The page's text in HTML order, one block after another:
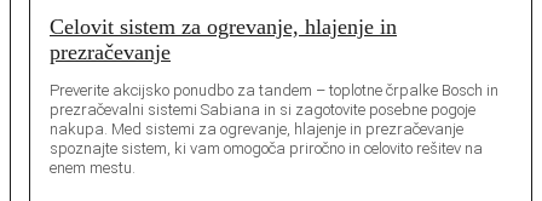
Celovit sistem za ogrevanje, hlajenje in
prezračevanje
Preverite akcijsko ponudbo za tandem – toplotne črpalke Bosch in
prezračevalni sistemi Sabiana in si zagotovite posebne pogoje
nakupa. Med sistemi za ogrevanje, hlajenje in prezračevanje
spoznajte sistem, ki vam omogoča priročno in celovito rešitev na
enem mestu.